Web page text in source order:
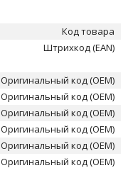
Код товара
Штрихкод (EAN)
Оригинальный код (OEM)
Оригинальный код (OEM)
Оригинальный код (OEM)
Оригинальный код (OEM)
Оригинальный код (OEM)
Оригинальный код (OEM)